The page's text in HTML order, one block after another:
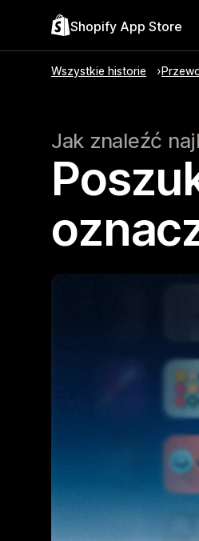
Shopify App Store
Wszystkie historie
Jak znaleźć